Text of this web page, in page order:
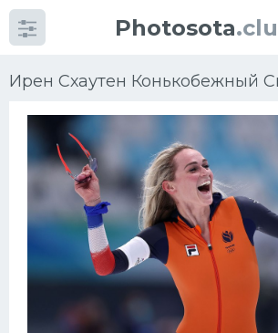
Photosota
Ирен Схаутен Конькобежный
Категории Фото
Еще картинки...
Футбол